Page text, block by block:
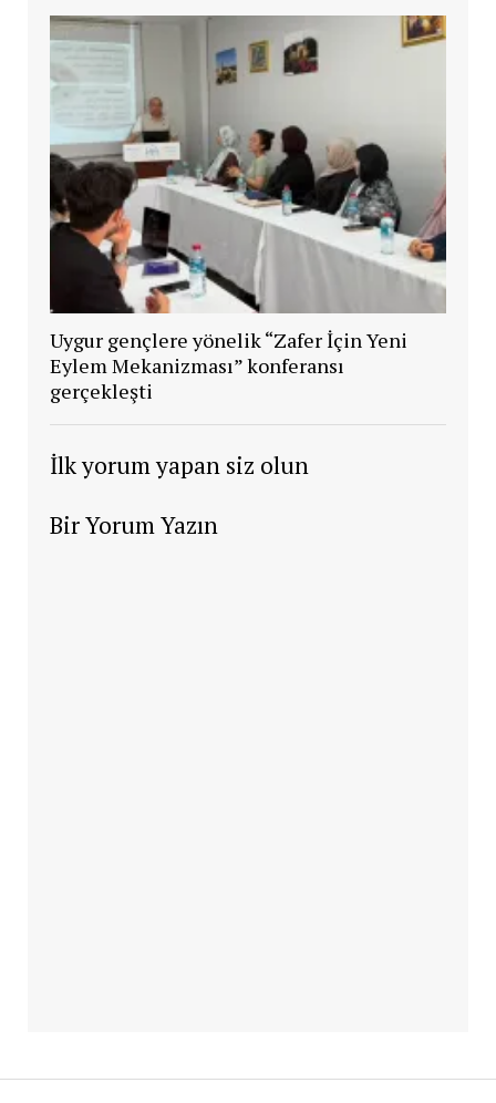
Uygur gençlere yönelik “Zafer İçin Yeni
Eylem Mekanizması” konferansı
gerçekleşti
İlk yorum yapan siz olun
Bir Yorum Yazın